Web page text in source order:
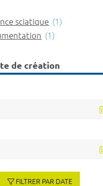
sciatique (1)
(1)
de création
FILTRER PAR DATE